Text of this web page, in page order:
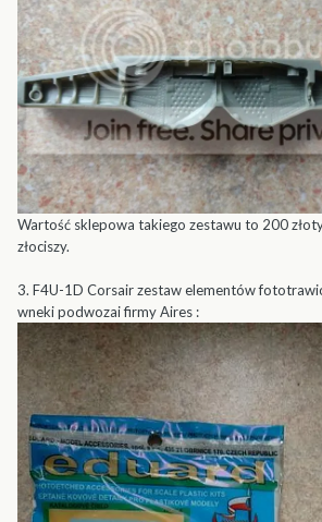
Wartość sklepowa takiego zestawu to 200
złociszy.
3. F4U-1D Corsair zestaw elementów
wneki podwozai firmy Aires :